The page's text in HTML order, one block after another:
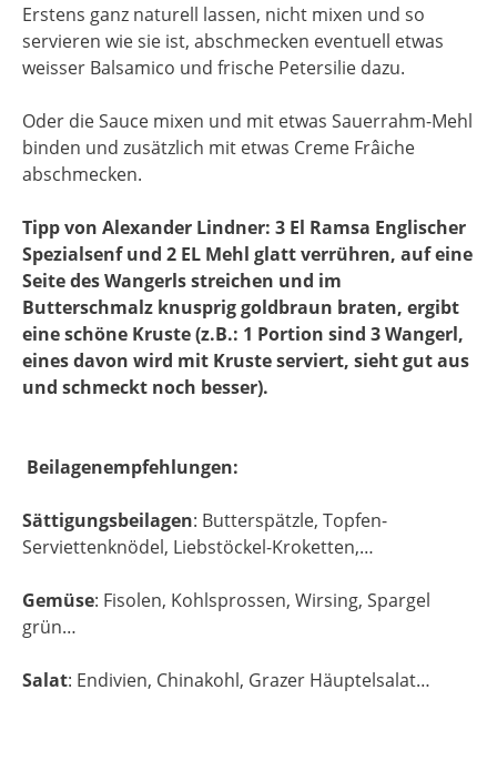
Erstens ganz naturell lassen, nicht mixen und so
servieren wie sie ist, abschmecken eventuell etwas
weisser Balsamico und frische Petersilie dazu.
Oder die Sauce mixen und mit etwas Sauerrahm-Mehl
binden und zusätzlich mit etwas Creme Frâiche
abschmecken.
Tipp von Alexander Lindner: 3 El Ramsa Englischer
Spezialsenf und 2 EL Mehl glatt verrühren, auf eine
Seite des Wangerls streichen und im
Butterschmalz knusprig goldbraun braten, ergibt
eine schöne Kruste (z.B.: 1 Portion sind 3 Wangerl,
eines davon wird mit Kruste serviert, sieht gut aus
und schmeckt noch besser).
Beilagenempfehlungen:
Sättigungsbeilagen: Butterspätzle, Topfen-
Serviettenknödel, Liebstöckel-Kroketten,…
Gemüse: Fisolen, Kohlsprossen, Wirsing, Spargel
grün…
Salat: Endivien, Chinakohl, Grazer Häuptelsalat…